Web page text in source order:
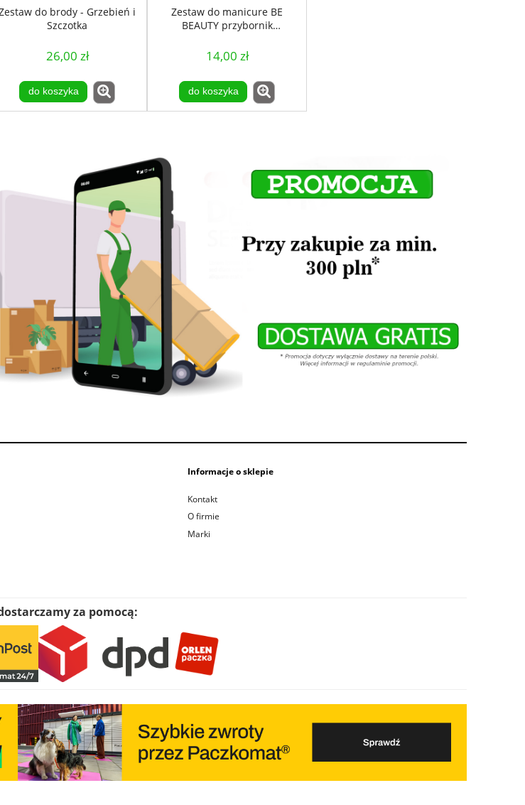
do brody - Grzebień i
Szczotka
26,00 zł
do koszyka
Zestaw do manicure BE
BEAUTY przybornik
14,00 zł
do koszyka
Informacje o sklepie
Kontakt
O firmie
Marki
za pomocą: